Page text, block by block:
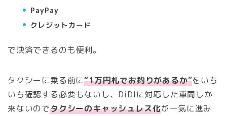
PayPay
クレジットカード
で決済できるのも便利。
タクシーに乗る前に“1万円札でお釣りがあるか”をいち
いち確認する必要もないし、DiDIに対応した車両しか
来ないのでタクシーのキャッシュレス化が一気に進み